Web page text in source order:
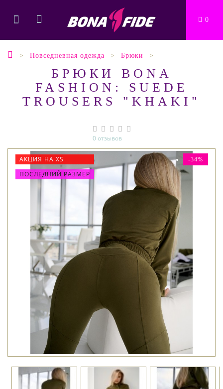
0
Повседневная одежда Брюки
БРЮКИ BONA
FASHION: SUEDE
TROUSERS "KHAKI"
0 отзывов
АКЦИЯ НА XS
ПОСЛЕДНИЙ РАЗМЕР
-34%